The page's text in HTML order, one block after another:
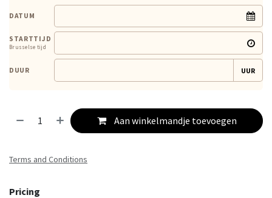
DATUM
STARTTIJD
Brusselse tijd
DUUR UUR
Aan winkelmandje toevoegen
Terms and Conditions
Pricing